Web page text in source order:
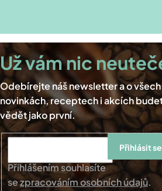
Přihlášením souhlasíte
sezpracováním osobních údajů.
Přihlásit se